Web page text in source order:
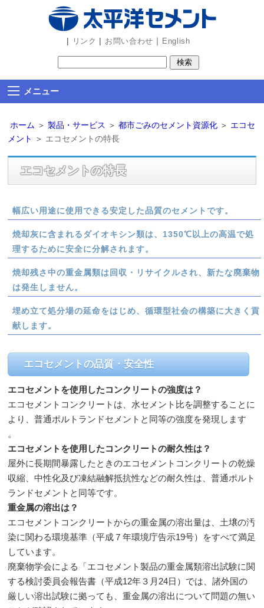
ン
部
読
み
ば
| リンク | お問い合わせ ｜ English
メニュー
ホーム ＞ 製品・サービス ＞ 都市ごみのセメント資源化 ＞ エコセ
メント
＞ エコセメントの特長
エコセメントの特長
幅広い用途に使用できる安定した品質のセメントです。
焼却灰に含まれるダイオキシン類は、1350℃以上の高温で処
理するために安全に分解されます。
焼却残さ中の重金属類は回収・リサイクルされ、新たな廃棄物
は発生しません。
埋め立て処分場の延命をはじめ、循環型社会の構築に大きく貢
献します。
エコセメントの品質・安全性
エコセメントを使用したコンクリートの強度は？
エコセメントコンクリートは、水セメント比を調整することに
より、普通ポルトランドセメントと同等の強度を発現します
。
エコセメントを使用したコンクリートの耐久性は？
屋外に長期間暴露したときのエコセメントコンクリートの乾燥
収縮、中性化及び凍結融解抵抗性などの耐久性は、普通ポルト
ランドセメントと同等です。
重金属の溶出は？
エコセメントコンクリートからの重金属の溶出量は、土壌の汚
染に関わる環境基準（平成７年環境庁告示19号）をすべて満足
しています。
廃棄物学会による「エコセメント製品の重金属類溶出試験に関
する検討委員会報告書（平成12年３月24日）では、諸外国の
厳しい溶出試験に拠っても、重金属の溶出について問題の無い